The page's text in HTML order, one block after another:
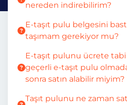
nereden indirebilirim?
E-taşıt pulu belgesini
taşımam gerekiyor mu?
E-taşıt pulunu ücrete tabi
geçerli e-taşıt pulu
sonra satın alabilir miyim?
Taşıt pulunu ne zaman